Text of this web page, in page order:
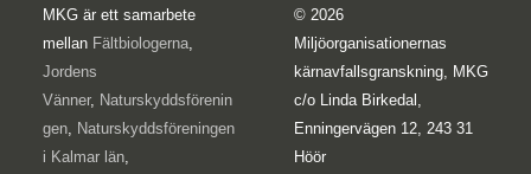
MKG är ett samarbete
mellan Fältbiologerna
Jordens
Vänner, Naturskyddsförenin
gen
Naturskyddsföreningen
i Kalmar län
© 2026
Miljöorganisationernas
kärnavfallsgranskning, MKG
c/o Linda Birkedal,
Enningervägen 12, 243 31
Höör